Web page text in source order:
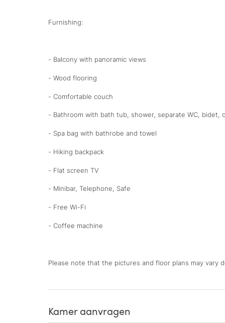
Furnishing:
- Balcony with panoramic views
- Wood flooring
- Comfortable couch
- Bathroom with bath tub, shower, separate WC, bidet,
- Spa bag with bathrobe and towel
- Hiking backpack
- Flat screen TV
- Minibar, Telephone, Safe
- Free Wi-Fi
- Coffee machine
Please note that the pictures and floor plans may vary
Kamer aanvragen